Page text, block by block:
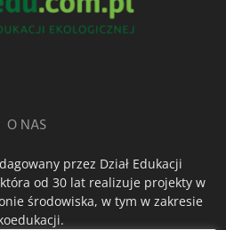
O NAS
przez Dział Edukacji
od 30 lat realizuje projekty w
środowiska, w tym w zakresie